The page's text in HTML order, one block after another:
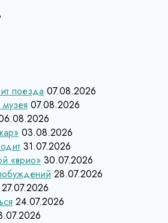
поезда 07.08.2026
07.08.2026
03.08.2026
31.07.2026
«врио» 30.07.2026
28.07.2026
27.07.2026
24.07.2026